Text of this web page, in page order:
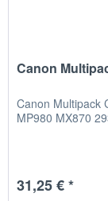
Canon
Canon Multipack
MP980 MX870
31,25 € *